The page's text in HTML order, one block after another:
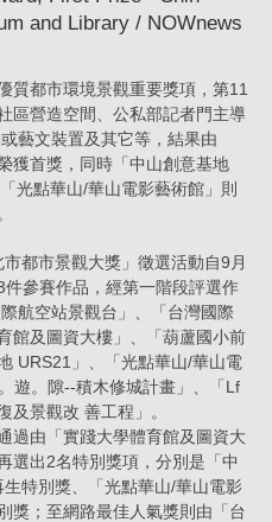
/
|
KRIS
YAO
ARTECH
and Library / NOWnews
質都市環境景觀重要獎項，第11
區營造空間、公私部記者門主導
藝文裝置及其它等，結果由
獲首獎，同時「中山創意基地
光點華山/華山電影藝術館」則
都市景觀大獎」徵選活動自9月
參賽作品，經第一階段評選作
航空站景觀台」、「台灣國際
館及圖資大樓」、「葫蘆國小前
URS21」、「光點華山/華山電
遊。隙--積木修城計畫」、「Lf
及景觀改 善工程」。
過由「實踐大學體育館及圖資大
選出2名特別獎項，分別是「中
特別獎、「光點華山/華山電影
獎；至網路最佳人氣獎則由「台